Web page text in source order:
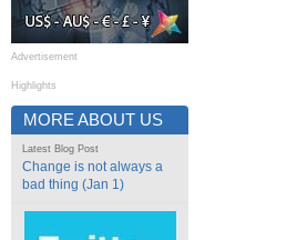
Advertisement
Highlights
MORE ABOUT US
Latest Blog Post
Change is not always a
bad thing (Jan 1)